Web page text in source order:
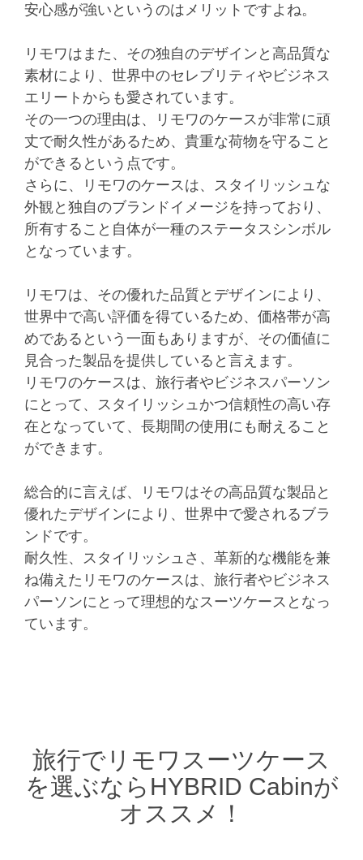
安心感が強いというのはメリットですよね。
リモワはまた、その独自のデザインと高品質な
素材により、世界中のセレブリティやビジネス
エリートからも愛されています。
その一つの理由は、リモワのケースが非常に頑
丈で耐久性があるため、貴重な荷物を守ること
ができるという点です。
さらに、リモワのケースは、スタイリッシュな
外観と独自のブランドイメージを持っており、
所有すること自体が一種のステータスシンボル
となっています。
リモワは、その優れた品質とデザインにより、
世界中で高い評価を得ているため、価格帯が高
めであるという一面もありますが、その価値に
見合った製品を提供していると言えます。
リモワのケースは、旅行者やビジネスパーソン
にとって、スタイリッシュかつ信頼性の高い存
在となっていて、長期間の使用にも耐えること
ができます。
総合的に言えば、リモワはその高品質な製品と
優れたデザインにより、世界中で愛されるブラ
ンドです。
耐久性、スタイリッシュさ、革新的な機能を兼
ね備えたリモワのケースは、旅行者やビジネス
パーソンにとって理想的なスーツケースとなっ
ています。
旅行でリモワスーツケース
を選ぶならHYBRID Cabinが
オススメ！